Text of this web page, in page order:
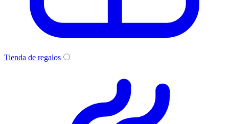
Tienda de regalos